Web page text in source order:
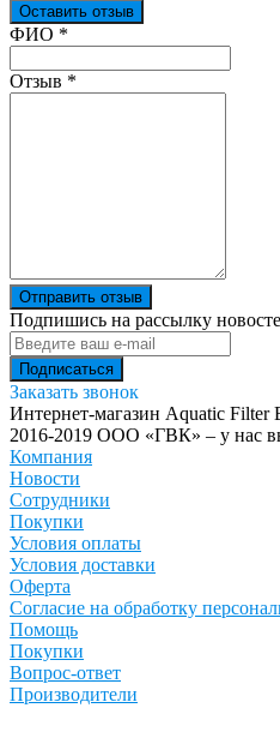
Оставить отзыв
Ваш отзыв был отправлен!
ФИО *
Отзыв *
Отправить отзыв
Подпишись на рассылку
Заказать звонок
Интернет-магазин Aquatic Filter
2016-2019 ООО «ГВК» – у нас
Компания
Новости
Сотрудники
Покупки
Условия оплаты
Условия доставки
Оферта
Согласие на обработку
Помощь
Покупки
Вопрос-ответ
Производители